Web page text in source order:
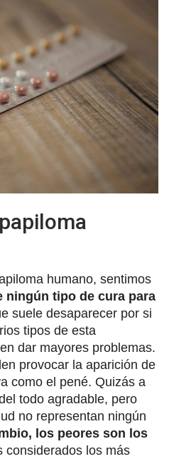
humano, sentimos
ningún tipo de cura para
suele desaparecer por si
tipos de esta
dar mayores problemas.
provocar la aparición de
como el pené. Quizás a
todo agradable, pero
no representan ningún
los peores son los
considerados los más